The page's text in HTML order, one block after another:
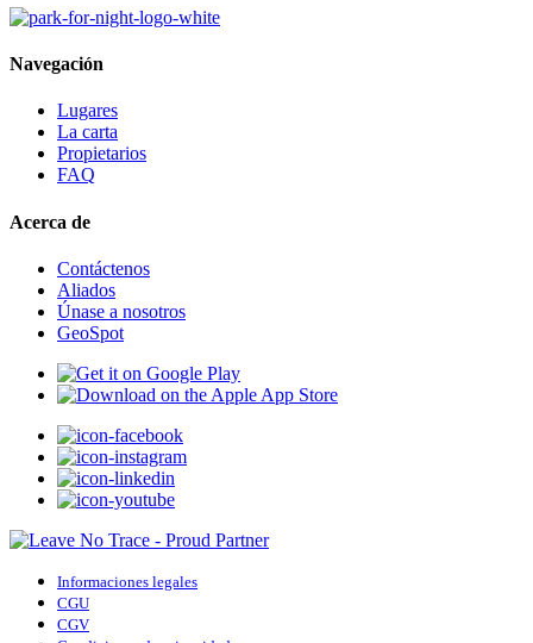
Navegación
Lugares
La carta
Propietarios
FAQ
Acerca de
Contáctenos
Aliados
Únase a nosotros
GeoSpot
Informaciones legales
CGU
CGV